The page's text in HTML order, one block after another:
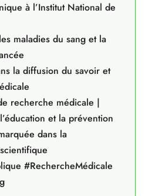
à l’Institut National de
maladies du sang et la
la diffusion du savoir et
recherche médicale |
et la prévention
dans la
#RechercheMédicale